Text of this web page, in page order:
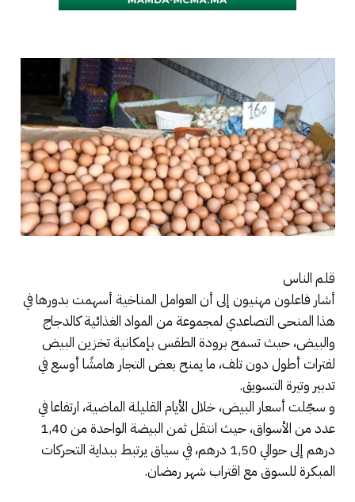
قلم الناس
أشار فاعلون مهنيون إلى أن العوامل المناخية أسهمت بدورها في
هذا المنحى التصاعدي لمجموعة من المواد الغذائية كالدجاج
والبيض، حيث تسمح برودة الطقس بإمكانية تخزين البيض
لفترات أطول دون تلف، ما يمنح بعض التجار هامشًا أوسع في
تدبير وتيرة التسويق.
و سجّلت أسعار البيض، خلال الأيام القليلة الماضية، ارتفاعا في
عدد من الأسواق، حيث انتقل ثمن البيضة الواحدة من 1,40
درهم إلى حوالي 1,50 درهم، في سياق يرتبط ببداية التحركات
المبكرة للسوق مع اقتراب شهر رمضان.